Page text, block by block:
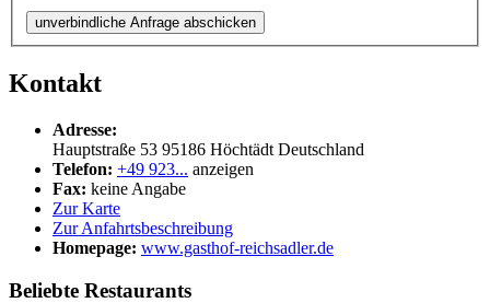
unverbindliche Anfrage abschicken
Kontakt
Adresse:
Hauptstraße 53 95186 Höchtädt Deutschland
Telefon: +49 923... anzeigen
Fax: keine Angabe
Zur Karte
Zur Anfahrtsbeschreibung
Homepage: www.gasthof-reichsadler.de
Beliebte Restaurants